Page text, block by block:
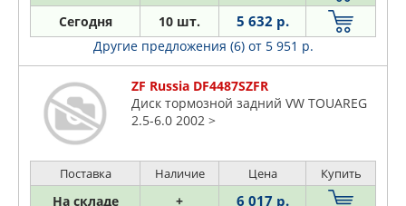
Сегодня 10 шт. 5 632 р.
Другие предложения (6) от 5 951 р.
ZF Russia DF4487SZFR
Диск тормозной задний VW TOUAREG
2.5-6.0 2002 >
Поставка Наличие Цена Купить
На складе + 6 017 р.